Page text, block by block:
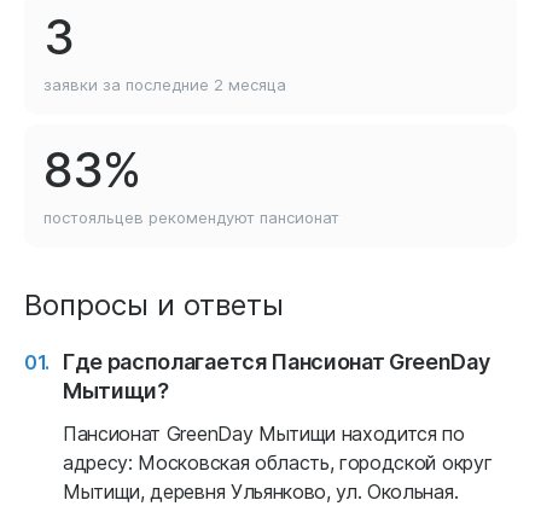
3
заявки за последние 2 месяца
83%
постояльцев рекомендуют пансионат
Вопросы и ответы
Где располагается Пансионат GreenDay
Мытищи?
Пансионат GreenDay Мытищи находится по
адресу: Московская область, городской округ
Мытищи, деревня Ульянково, ул. Окольная.